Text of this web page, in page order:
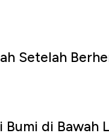
Setelah
di Bawah